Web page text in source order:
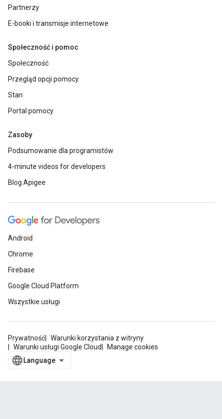
Partnerzy
E-booki i transmisje internetowe
Społeczność i pomoc
Społeczność
Przegląd opcji pomocy
Stan
Portal pomocy
Zasoby
Podsumowanie dla programistów
4-minute videos for developers
Blog Apigee
Android
Chrome
Firebase
Google Cloud Platform
Wszystkie usługi
Prywatność
Warunki korzystania z witryny
Warunki usługi Google Cloud
Manage cookies